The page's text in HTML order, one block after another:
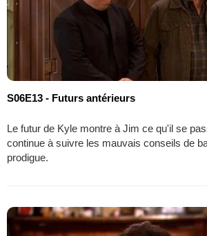
S06E13 - Futurs antérieurs
Le futur de Kyle montre à Jim ce qu'il se
continue à suivre les mauvais conseils de
prodigue.